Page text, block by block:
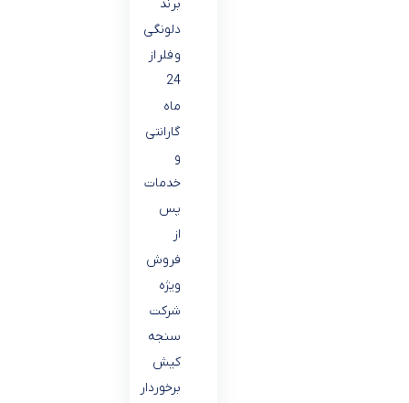
برند
دلونگى
و فلر از
24
ماه
گارانتى
و
خدمات
پس
از
فروش
ويژه
شركت
سنجه
كيش
برخوردار